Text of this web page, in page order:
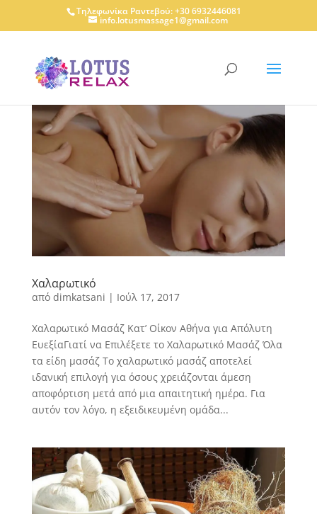
Τηλεφωνίκα Ραντεβού: +30 6932446081
info.lotusmassage1@gmail.com
Χαλαρωτικό
από dimkatsani | Ιούλ 17, 2017
Χαλαρωτικό Μασάζ Κατ’ Οίκον Αθήνα για Απόλυτη
ΕυεξίαΓιατί να Επιλέξετε το Χαλαρωτικό Μασάζ Όλα
τα είδη μασάζ Το χαλαρωτικό μασάζ αποτελεί
ιδανική επιλογή για όσους χρειάζονται άμεση
αποφόρτιση μετά από μια απαιτητική ημέρα. Για
αυτόν τον λόγο, η εξειδικευμένη ομάδα...